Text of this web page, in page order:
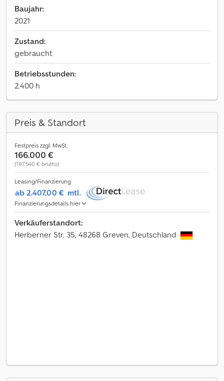
Baujahr:
2021
Zustand:
gebraucht
Betriebsstunden:
2.400 h
Preis & Standort
Festpreis zzgl. MwSt.
166.000 €
(197.540 € brutto)
Leasing/Finanzierung
ab 2.407,00 € mtl.
Finanzierungsdetails hier
Verkäuferstandort:
Herberner Str. 35, 48268 Greven, Deutschland